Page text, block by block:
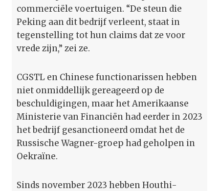
commerciële voertuigen. “De steun die
Peking aan dit bedrijf verleent, staat in
tegenstelling tot hun claims dat ze voor
vrede zijn,” zei ze.
CGSTL en Chinese functionarissen hebben
niet onmiddellijk gereageerd op de
beschuldigingen, maar het Amerikaanse
Ministerie van Financiën had eerder in 2023
het bedrijf gesanctioneerd omdat het de
Russische Wagner-groep had geholpen in
Oekraïne.
Sinds november 2023 hebben Houthi-